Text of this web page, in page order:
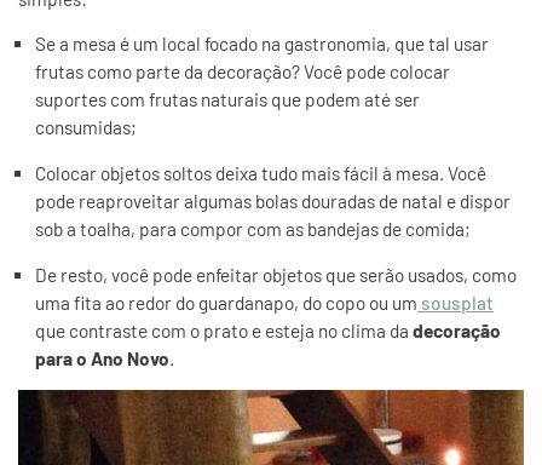
Se a mesa é um local focado na gastronomia, que tal usar
frutas como parte da decoração? Você pode colocar
suportes com frutas naturais que podem até ser
consumidas;
Colocar objetos soltos deixa tudo mais fácil à mesa. Você
pode reaproveitar algumas bolas douradas de natal e dispor
sob a toalha, para compor com as bandejas de comida;
De resto, você pode enfeitar objetos que serão usados, como
uma fita ao redor do guardanapo, do copo ou um sousplat
que contraste com o prato e esteja no clima da decoração
para o Ano Novo.